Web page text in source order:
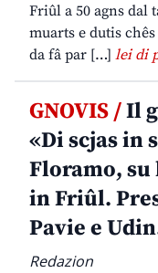
Friûl a 50 agns dal
muarts e dutis
da fâ par […] lei di
GNOVIS /Il
«Di scjas in
Floramo,
in Friûl.
Pavie e
Redazion